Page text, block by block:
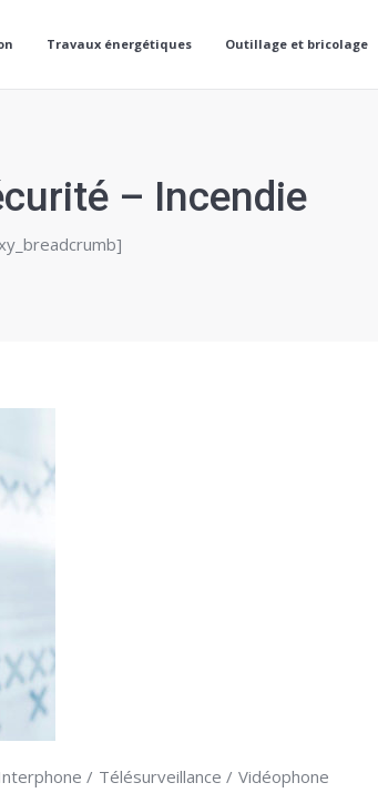
Travaux énergétiques Outillage et bricolage
– Incendie
/ Télésurveillance / Vidéophone